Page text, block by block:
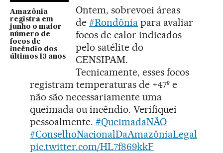
Amazônia
registra em
junho o maior
número de
focos de
incêndio dos
últimos 13 anos
Ontem, sobrevoei áreas
de #Rondônia para avaliar
focos de calor indicados
pelo satélite do
CENSIPAM.
Tecnicamente, esses focos
registram temperaturas de +47º e
não são necessariamente uma
queimada ou incêndio. Verifiquei
pessoalmente. #QueimadaNÃO
#ConselhoNacionalDaAmazôniaLegal
pic.twitter.com/HL7f869kkF